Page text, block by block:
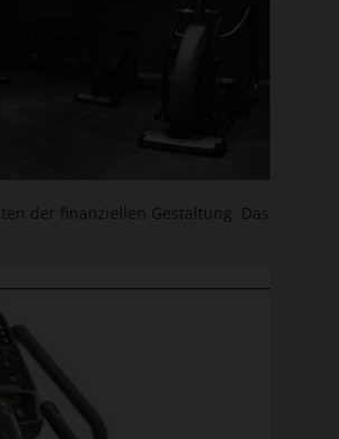
der finanziellen Gestaltung. Das